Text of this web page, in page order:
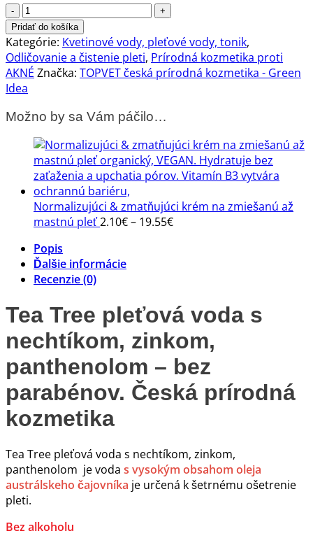
množstvo
Tea
Tree
pleťová
voda
s
zinkom,
bez
alkoholu
Pridať do košíka
Kategórie: Kvetinové vody, pleťové vody, tonik,
Odličovanie a čistenie pleti, Prírodná kozmetika proti
AKNÉ Značka: TOPVET česká prírodná kozmetika - Green
Idea
Možno by sa Vám páčilo…
Normalizujúci & zmatňujúci krém na zmiešanú až
mastnú pleť2.10€– 19.55€Price
Popis
Ďalšie informácie
Recenzie (0)
Tea Tree pleťová voda s
nechtíkom, zinkom,
panthenolom – bez
parabénov. Česká prírodná
kozmetika
Tea Tree pleťová voda s nechtíkom, zinkom,
panthenolom je voda s vysokým obsahom oleja
austrálskeho čajovníka je určená k šetrnému ošetrenie
pleti.
Bez alkoholu